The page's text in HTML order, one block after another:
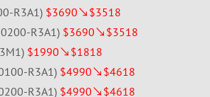
R3A1) $3690↘$3518
R3A1) $3690↘$3518
$1990↘$1818
R3A1) $4990↘$4618
R3A1) $4990↘$4618